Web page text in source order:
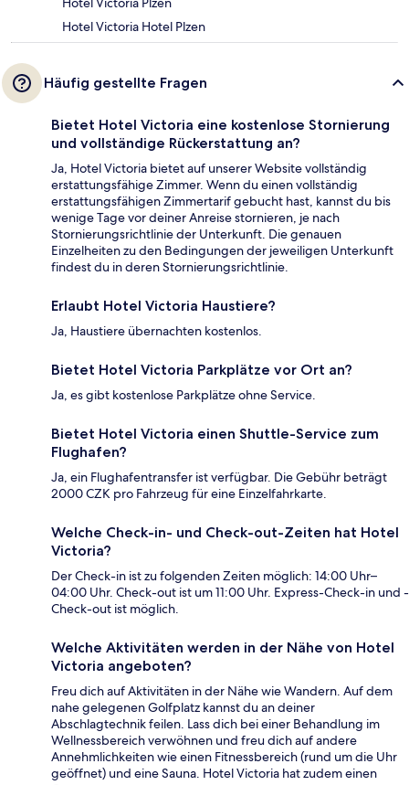
Hotel Victoria Hotel Plzen
Häufig gestellte Fragen
Bietet Hotel Victoria eine kostenlose Stornierung
und vollständige Rückerstattung an?
Ja, Hotel Victoria bietet auf unserer Website vollständig
erstattungsfähige Zimmer. Wenn du einen vollständig
erstattungsfähigen Zimmertarif gebucht hast, kannst du bis
wenige Tage vor deiner Anreise stornieren, je nach
Stornierungsrichtlinie der Unterkunft. Die genauen
Einzelheiten zu den Bedingungen der jeweiligen Unterkunft
findest du in deren Stornierungsrichtlinie.
Erlaubt Hotel Victoria Haustiere?
Ja, Haustiere übernachten kostenlos.
Bietet Hotel Victoria Parkplätze vor Ort an?
Ja, es gibt kostenlose Parkplätze ohne Service.
Bietet Hotel Victoria einen Shuttle-Service zum
Flughafen?
Ja, ein Flughafentransfer ist verfügbar. Die Gebühr beträgt
2000 CZK pro Fahrzeug für eine Einzelfahrkarte.
Welche Check-in- und Check-out-Zeiten hat Hotel
Victoria?
Der Check-in ist zu folgenden Zeiten möglich: 14:00 Uhr–
04:00 Uhr. Check-out ist um 11:00 Uhr. Express-Check-in und -
Check-out ist möglich.
Welche Aktivitäten werden in der Nähe von Hotel
Victoria angeboten?
Freu dich auf Aktivitäten in der Nähe wie Wandern. Auf dem
nahe gelegenen Golfplatz kannst du an deiner
Abschlagtechnik feilen. Lass dich bei einer Behandlung im
Wellnessbereich verwöhnen und freu dich auf andere
Annehmlichkeiten wie einen Fitnessbereich (rund um die Uhr
geöffnet) und eine Sauna. Hotel Victoria hat zudem einen